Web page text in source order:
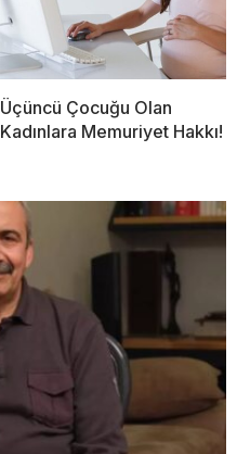
Üçüncü Çocuğu Olan
Kadınlara Memuriyet Hakkı!